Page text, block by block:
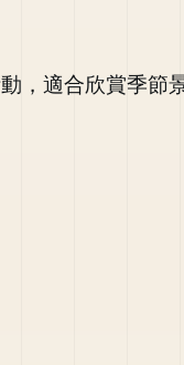
，適合欣賞季節